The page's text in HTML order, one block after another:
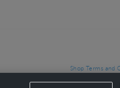
Shop Terms and
Cancellation